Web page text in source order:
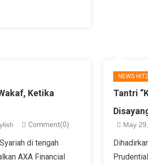
Ketika
Comment(0)
di tengah
AXA Financial
NEWS HITZ
Tantri
May